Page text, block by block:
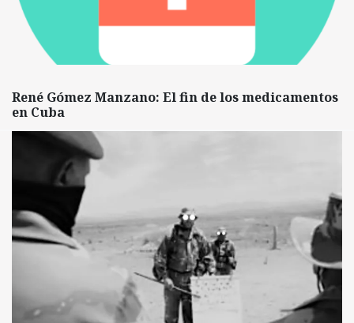
René Gómez Manzano: El fin de los medicamentos
en Cuba